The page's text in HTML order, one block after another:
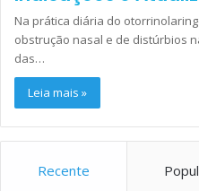
Na prática diária do
obstrução nasal e de distúrbios
das…
Leia mais »
Recente